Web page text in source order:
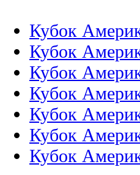
Кубок
Кубок
Кубок
Кубок
Кубок
Кубок
Кубок